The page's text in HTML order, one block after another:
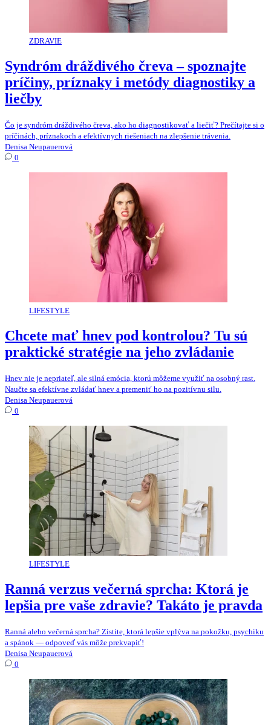
ZDRAVIE
Syndróm dráždivého čreva – spoznajte
príčiny, príznaky i metódy diagnostiky a
liečby
Čo je syndróm dráždivého čreva, ako ho diagnostikovať a liečiť? Prečítajte si o
príčinách, príznakoch a efektívnych riešeniach na zlepšenie trávenia.
Denisa Neupauerová
0
LIFESTYLE
Chcete mať hnev pod kontrolou? Tu sú
praktické stratégie na jeho zvládanie
Hnev nie je nepriateľ, ale silná emócia, ktorú môžeme využiť na osobný rast.
Naučte sa efektívne zvládať hnev a premeniť ho na pozitívnu silu.
Denisa Neupauerová
0
LIFESTYLE
Ranná verzus večerná sprcha: Ktorá je
lepšia pre vaše zdravie? Takáto je pravda
Ranná alebo večerná sprcha? Zistite, ktorá lepšie vplýva na pokožku, psychiku
a spánok — odpoveď vás môže prekvapiť!
Denisa Neupauerová
0